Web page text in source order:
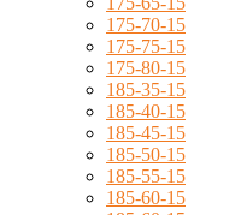
175-70-15
175-75-15
175-80-15
185-35-15
185-40-15
185-45-15
185-50-15
185-55-15
185-60-15